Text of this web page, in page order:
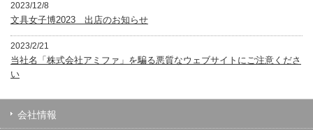
2023/12/8
文具女子博2023 出店のお知らせ
2023/2/21
当社名「株式会社アミファ」を騙る悪質なウェブサイトにご注意くださ
い
会社情報